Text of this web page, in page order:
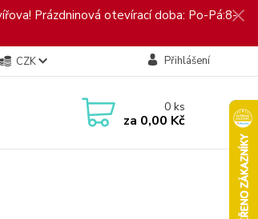
Prázdninová otevírací doba: Po-Pá:8-
CZK Přihlášení
0ks
za 0,00 Kč